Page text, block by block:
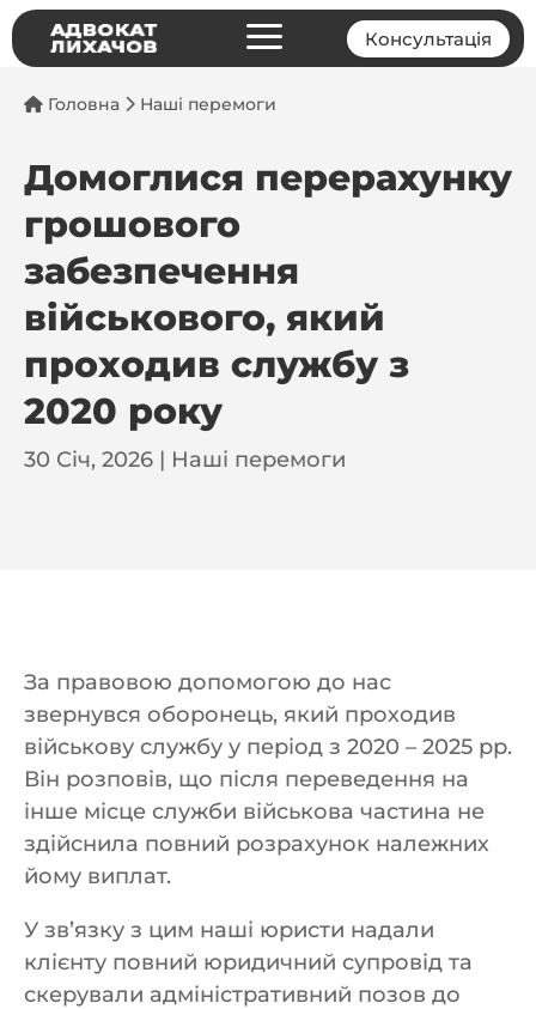
a Консультація
Головна Наші перемоги
Домоглися перерахунку
грошового
забезпечення
військового, який
проходив службу з
2020 року
30 Січ, 2026 | Наші перемоги
За правовою допомогою до нас
звернувся оборонець, який проходив
військову службу у період з 2020 – 2025 рр.
Він розповів, що після переведення на
інше місце служби військова частина не
здійснила повний розрахунок належних
йому виплат.
У зв’язку з цим наші юристи надали
клієнту повний юридичний супровід та
скерували адміністративний позов до